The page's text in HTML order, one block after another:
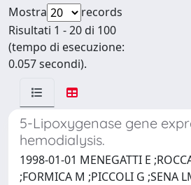
Mostra
records
Risultati 1 - 20 di 100
(tempo di esecuzione:
0.057 secondi).
5-Lipoxygenase gene
hemodialysis.
1998-01-01 MENEGATTI E
;FORMICA M ;PICCOLI G ;SENA